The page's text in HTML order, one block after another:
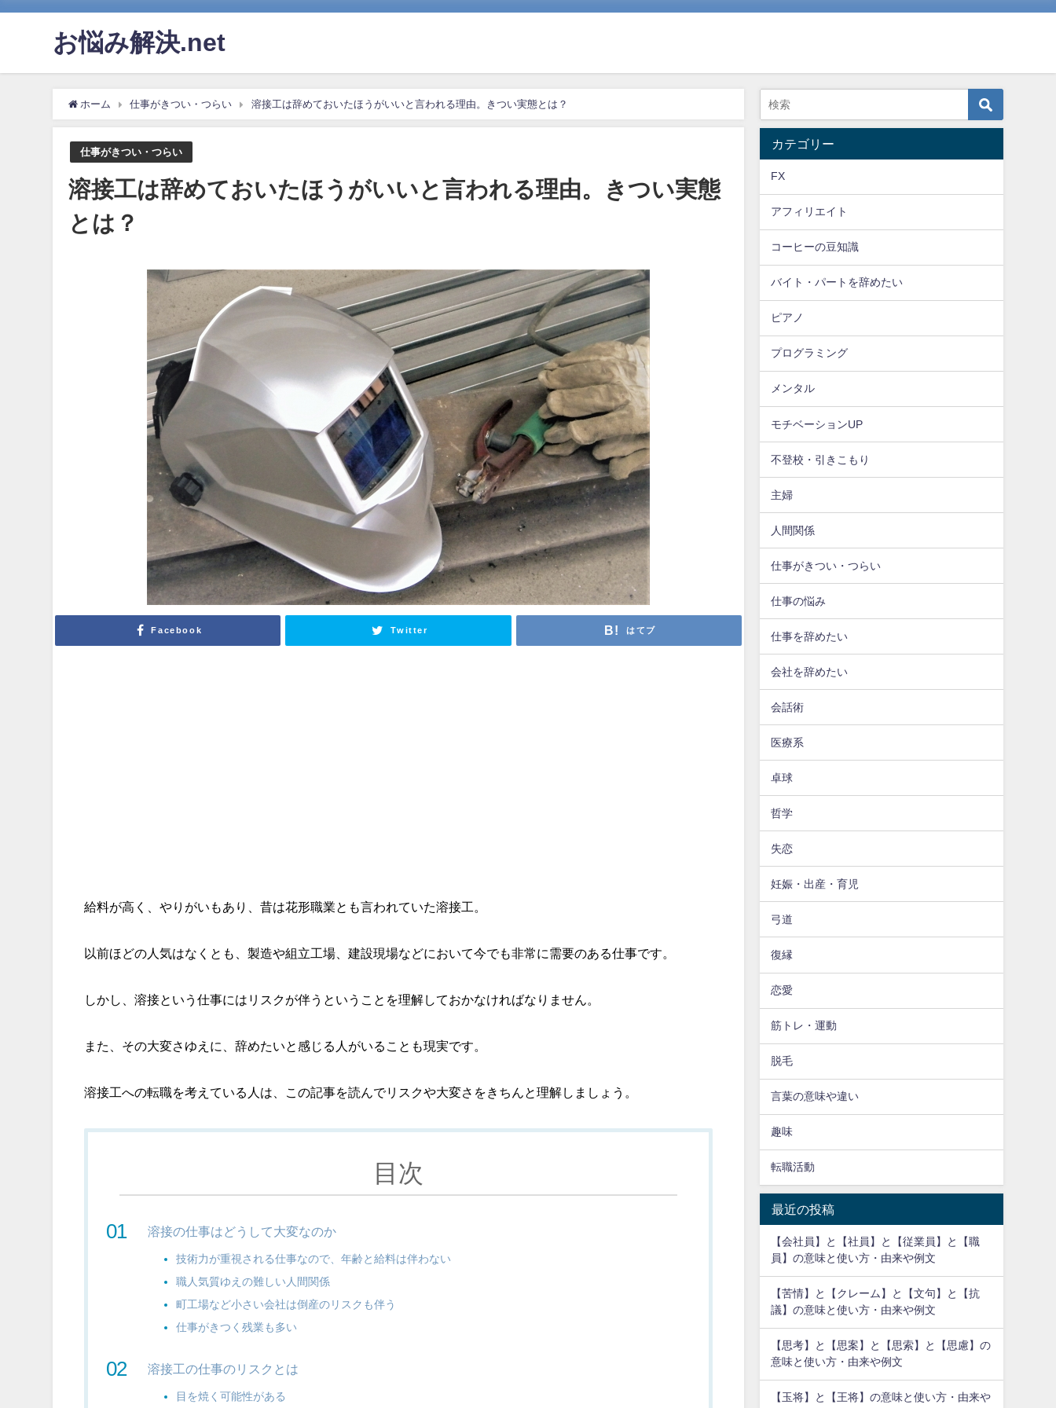
お悩み解決.net
ホーム 仕事がきつい・つらい 溶接工は辞めておいたほうがいいと言われる理由。きつい実態とは？
仕事がきつい・つらい
溶接工は辞めておいたほうがいいと言われる理由。きつい実態
とは？
Facebook Twitter はてブ
給料が高く、やりがいもあり、昔は花形職業とも言われていた溶接工。
以前ほどの人気はなくとも、製造や組立工場、建設現場などにおいて今でも非常に需要のある仕事です。
しかし、溶接という仕事にはリスクが伴うということを理解しておかなければなりません。
また、その大変さゆえに、辞めたいと感じる人がいることも現実です。
溶接工への転職を考えている人は、この記事を読んでリスクや大変さをきちんと理解しましょう。
目次
溶接の仕事はどうして大変なのか
技術力が重視される仕事なので、年齢と給料は伴わない
職人気質ゆえの難しい人間関係
町工場など小さい会社は倒産のリスクも伴う
仕事がきつく残業も多い
溶接工の仕事のリスクとは
目を焼く可能性がある
カテゴリー
FX
アフィリエイト
コーヒーの豆知識
バイト・パートを辞めたい
ピアノ
プログラミング
メンタル
モチベーションUP
不登校・引きこもり
主婦
人間関係
仕事がきつい・つらい
仕事の悩み
仕事を辞めたい
会社を辞めたい
会話術
医療系
卓球
哲学
失恋
妊娠・出産・育児
弓道
復縁
恋愛
筋トレ・運動
脱毛
言葉の意味や違い
趣味
転職活動
最近の投稿
【会社員】と【社員】と【従業員】と【職
員】の意味と使い方・由来や例文
【苦情】と【クレーム】と【文句】と【抗
議】の意味と使い方・由来や例文
【思考】と【思案】と【思索】と【思慮】の
意味と使い方・由来や例文
【玉将】と【王将】の意味と使い方・由来や